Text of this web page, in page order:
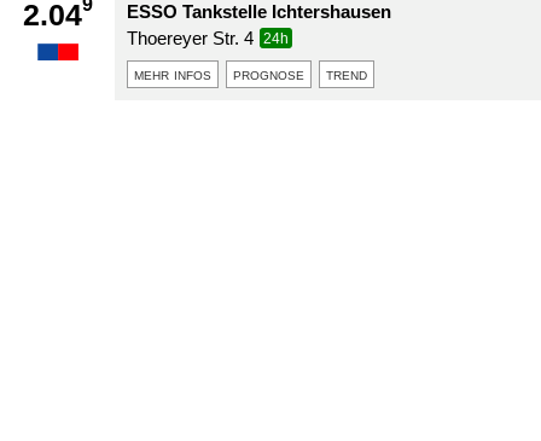
2.049
ESSO Tankstelle Ichtershausen
Thoereyer Str. 4
24h
mehr infos prognose trend